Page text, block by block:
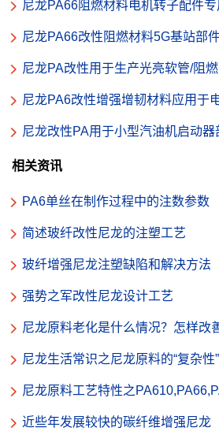
尼龙PA66阻燃材料电机转子配件
尼龙PA66改性阻燃材料5G基站部
尼龙PA改性用于生产光亮软管/阻
尼龙PA6改性增强增韧材料应用于
尼龙改性PA用于小型汽油机启动器
相关资讯
PA6单丝在制作过程中的注数参数
简述玻纤改性尼龙的注塑工艺
玻纤增强尼龙注塑缺陷和解决方法
强势之军改性尼龙设计工艺
尼龙原料老化是什么情况？怎样改
尼龙生活常识之尼龙原料的“复杂性”
尼龙原料工艺特性之
近些年发展较快的碳纤维增强尼龙